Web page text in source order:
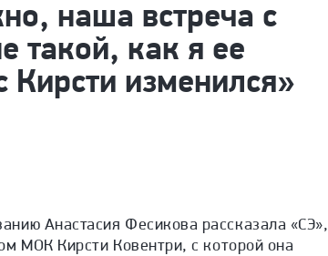
наша встреча с
такой, как я ее
Кирсти изменился»
Анастасия Фесикова рассказала «СЭ»,
МОК Кирсти Ковентри, с которой она